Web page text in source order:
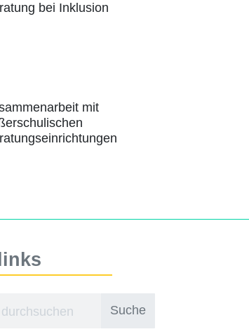
bei Inklusion
mit